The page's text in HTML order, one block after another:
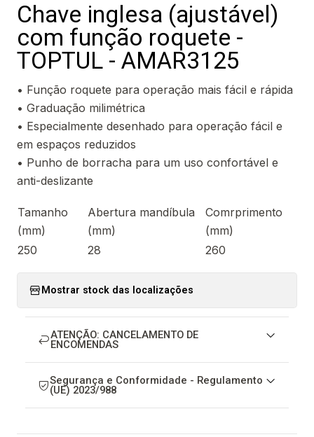
Chave inglesa (ajustável)
com função roquete -
TOPTUL - AMAR3125
• Função roquete para operação mais fácil e rápida
• Graduação milimétrica
• Especialmente desenhado para operação fácil e
em espaços reduzidos
• Punho de borracha para um uso confortável e
anti-deslizante
Tamanho
(mm)
Abertura mandíbula
(mm)
Comrprimento
(mm)
250
28 260
Mostrar stock das localizações
ATENÇÃO: CANCELAMENTO DE
ENCOMENDAS
Segurança e Conformidade - Regulamento
(UE) 2023/988